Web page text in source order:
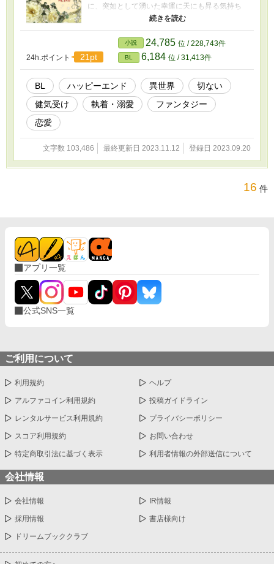
に、突如として湧いた幸運に天にも昇る気持ち
に。だけど┉えっ？私、違う王子と結婚するん
ショック！！ 健気で世間知らずな美人元神の御
使いと、勘違いで拒否の年下王子との両片思い
ファンタジーLOVE。 （R指定のお話しは番号に
*マークを付けます）
24h.ポイント 21pt
小説 24,785 位 / 228,743件
BL 6,184 位 / 31,413件
BL ハッピーエンド 異世界
切ない
健気受け
執着・溺愛
ファンタジー
恋愛
文字数 103,486 最終更新日 2023.11.12 登録日 2023.09.20
16 件
アプリ一覧
公式SNS一覧
ご利用について
利用規約 ヘルプ
アルファコイン利用規約 投稿ガイドライン
レンタルサービス利用規約 プライバシーポリシー
スコア利用規約 お問い合わせ
特定商取引法に基づく表示 利用者情報の外部送信について
会社情報
会社情報 IR情報
採用情報 書店様向け
ドリームブッククラブ